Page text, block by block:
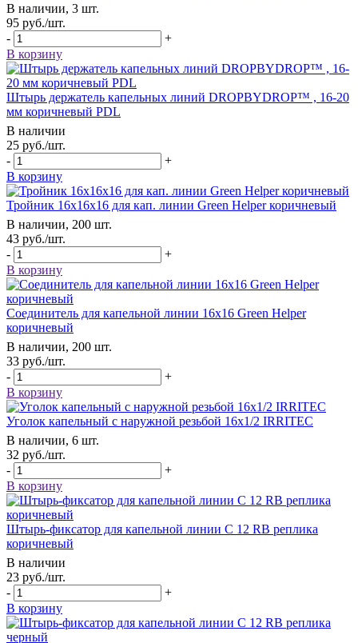
В наличии, 3 шт.
95 руб./шт.
-
+
В корзину
Штырь держатель капельных линий DROPBYDROP™ , 16-20
мм коричневый PDL
В наличии
25 руб./шт.
-
+
В корзину
Тройник 16х16х16 для кап. линии Green Helper коричневый
В наличии, 200 шт.
43 руб./шт.
-
+
В корзину
Соединитель для капельной линии 16х16 Green Helper
коричневый
В наличии, 200 шт.
33 руб./шт.
-
+
В корзину
Уголок капельный с наружной резьбой 16х1/2 IRRITEC
В наличии, 6 шт.
32 руб./шт.
-
+
В корзину
Штырь-фиксатор для капельной линии C 12 RB реплика
коричневый
В наличии
23 руб./шт.
-
+
В корзину